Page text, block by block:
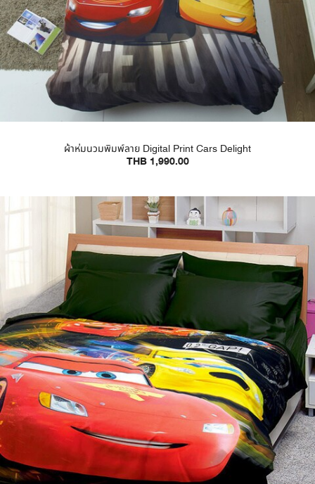
ผ้าห่มนวมพิมพ์ลาย Digital Print Cars Delight
THB 1,990.00